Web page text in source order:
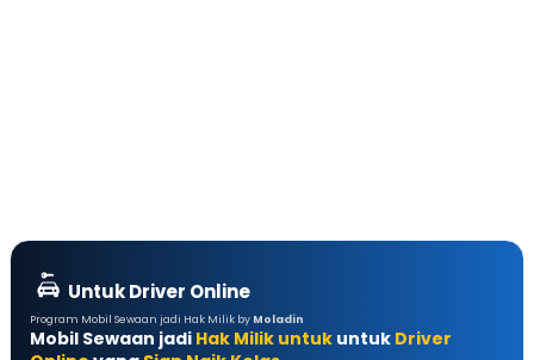
Untuk Driver Online
Program Mobil Sewaan jadi Hak Milik by Moladin
Mobil Sewaan jadi Hak Milik untuk untuk Driver